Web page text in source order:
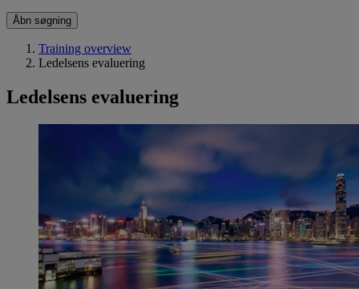
Åbn søgning
Training overview
Ledelsens evaluering
Ledelsens evaluering